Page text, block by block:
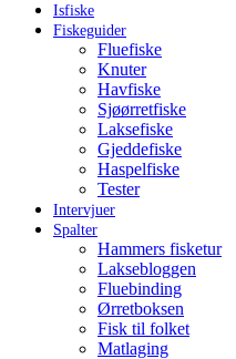
Isfiske
Fiskeguider
Fluefiske
Knuter
Havfiske
Sjøørretfiske
Laksefiske
Gjeddefiske
Haspelfiske
Tester
Intervjuer
Spalter
Hammers fisketur
Laksebloggen
Fluebinding
Ørretboksen
Fisk til folket
Matlaging